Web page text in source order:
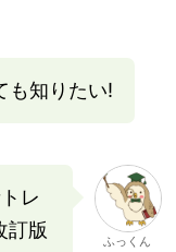
も知りたい!
レ
訂版
ふっくん